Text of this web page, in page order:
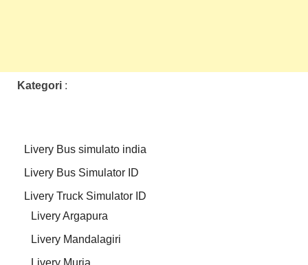
Kategori :
Livery Bus simulato india
Livery Bus Simulator ID
Livery Truck Simulator ID
Livery Argapura
Livery Mandalagiri
Livery Muria